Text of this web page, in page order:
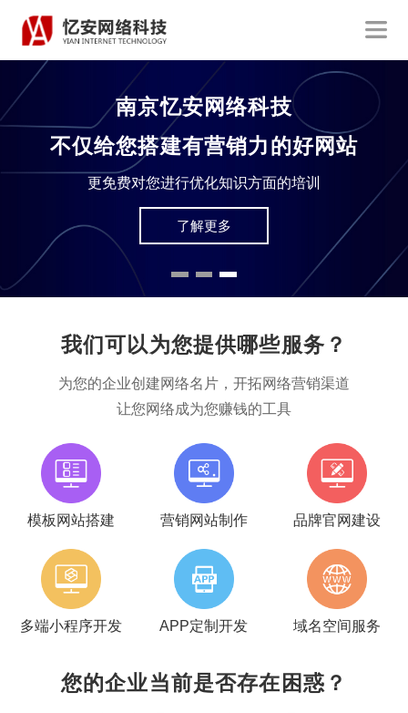
南京忆安网络科技
不仅给您搭建有营销力的好网站
更免费对您进行优化知识方面的培训
了解更多
我们可以为您提供哪些服务？
为您的企业创建网络名片，开拓网络营销渠道
让您网络成为您赚钱的工具
模板网站搭建 营销网站制作 品牌官网建设
多端小程序开发 APP定制开发 域名空间服务
您的企业当前是否存在困惑？